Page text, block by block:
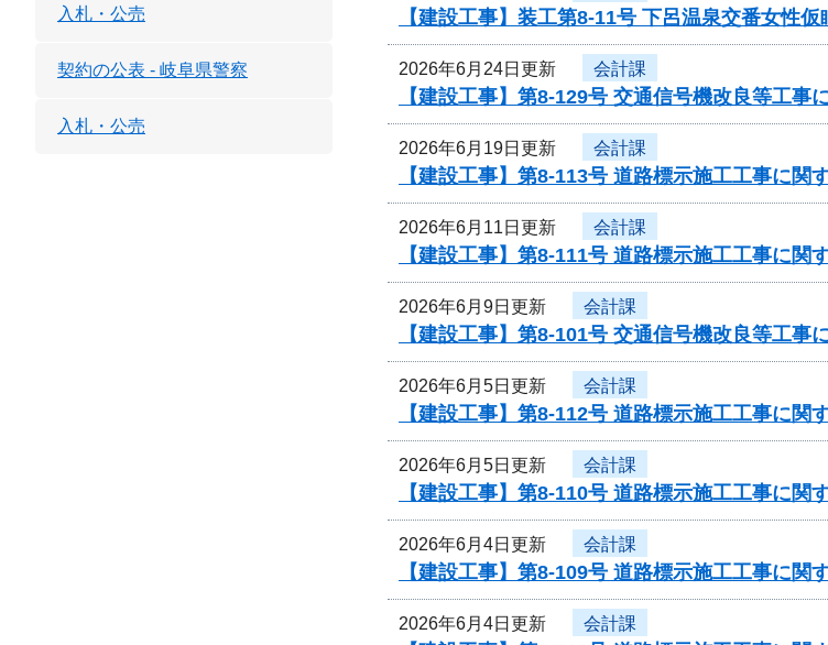
【建設工事】装工第8-11号 下呂温泉交番女性
2026年6月24日更新 会計課
【建設工事】第8-129号 交通信号機改良等工事
2026年6月19日更新 会計課
【建設工事】第8-113号 道路標示施工工事に関
2026年6月11日更新 会計課
【建設工事】第8-111号 道路標示施工工事に関
2026年6月9日更新 会計課
【建設工事】第8-101号 交通信号機改良等工事
2026年6月5日更新 会計課
【建設工事】第8-112号 道路標示施工工事に関
2026年6月5日更新 会計課
【建設工事】第8-110号 道路標示施工工事に関
2026年6月4日更新 会計課
【建設工事】第8-109号 道路標示施工工事に関
2026年6月4日更新 会計課
入札・公売
契約の公表 - 岐阜県警察
入札・公売